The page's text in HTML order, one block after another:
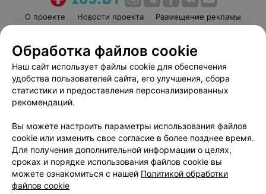
О проекте Новости проекта
Размещение рекламы
Пользовательское соглашение
Способы оплаты
Вакансии
Партнеры
Написать руководителю 103.by
Обработка персональных данных
Обработка файлов cookie
Наш сайт использует файлы cookie для обеспечения
удобства пользователей сайта, его улучшения, сбора
статистики и предоставления персонализированных
рекомендаций.
Вы можете настроить параметры использования файлов
cookie или изменить свое согласие в более позднее время.
Для получения дополнительной информации о целях,
сроках и порядке использования файлов cookie вы
можете ознакомиться с нашей Политикой обработки
файлов cookie